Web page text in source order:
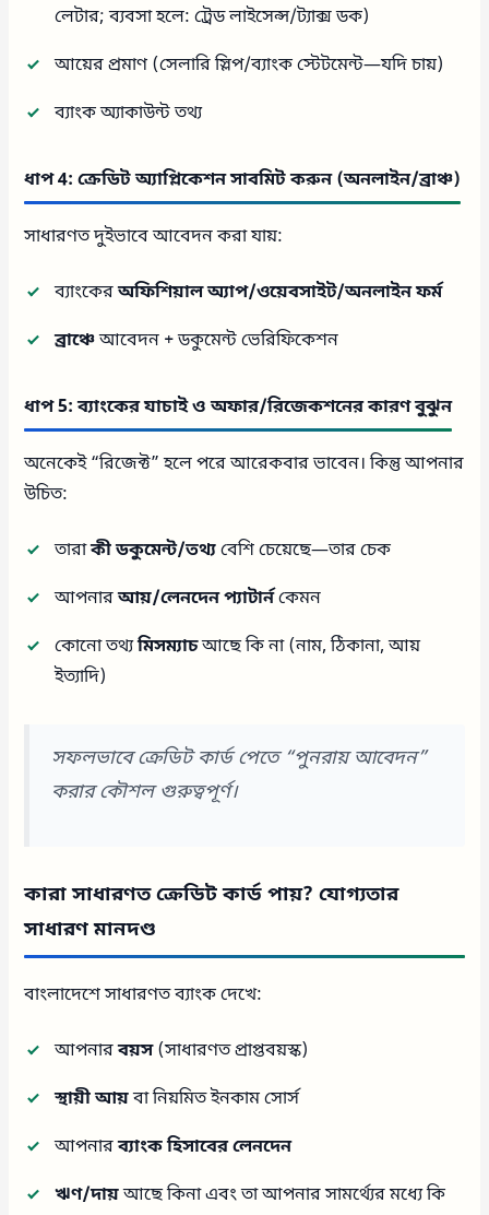
লেটার; ব্যবসা হলে: ট্রেড লাইসেন্স/ট্যাক্স ডক)
আয়ের প্রমাণ (সেলারি স্লিপ/ব্যাংক স্টেটমেন্ট—যদি চায়)
ব্যাংক অ্যাকাউন্ট তথ্য
ধাপ 4: ক্রেডিট অ্যাপ্লিকেশন সাবমিট করুন (অনলাইন/ব্রাঞ্চ)
সাধারণত দুইভাবে আবেদন করা যায়:
ব্যাংকেরঅফিশিয়াল অ্যাপ/ওয়েবসাইট/অনলাইন ফর্ম
ব্রাঞ্চেআবেদন + ডকুমেন্ট ভেরিফিকেশন
ধাপ 5: ব্যাংকের যাচাই ও অফার/রিজেকশনের কারণ বুঝুন
অনেকেই “রিজেক্ট” হলে পরে আরেকবার ভাবেন। কিন্তু আপনার
উচিত:
তারাকী ডকুমেন্ট/তথ্যবেশি চেয়েছে—তার চেক
আপনারআয়/লেনদেন প্যাটার্নকেমন
কোনো তথ্যমিসম্যাচআছে কি না (নাম, ঠিকানা, আয়
ইত্যাদি)
সফলভাবে ক্রেডিট কার্ড পেতে “পুনরায় আবেদন”
করার কৌশল গুরুত্বপূর্ণ।
কারা সাধারণত ক্রেডিট কার্ড পায়? যোগ্যতার
সাধারণ মানদণ্ড
বাংলাদেশে সাধারণত ব্যাংক দেখে:
আপনারবয়স(সাধারণত প্রাপ্তবয়স্ক)
স্থায়ী আয়বা নিয়মিত ইনকাম সোর্স
আপনারব্যাংক হিসাবের লেনদেন
ঋণ/দায়আছে কিনা এবং তা আপনার সামর্থ্যের মধ্যে কি